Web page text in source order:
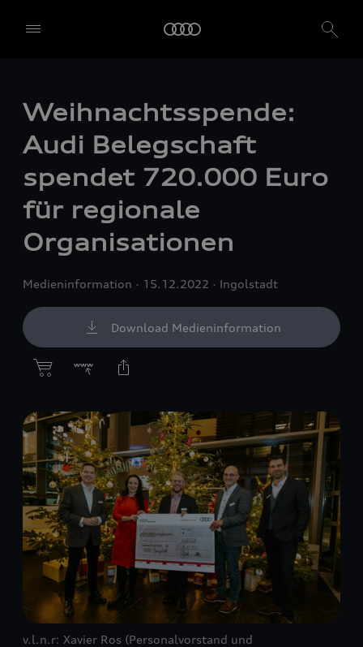
Weihnachtsspende:
Audi Belegschaft
spendet 720.000 Euro
für regionale
Organisationen
Medieninformation 15.12.2022 Ingolstadt
Download Medieninformation
v.l.n.r: Xavier Ros (Personalvorstand und